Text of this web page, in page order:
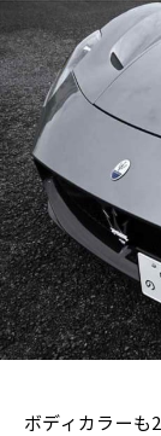
ボディカラーも